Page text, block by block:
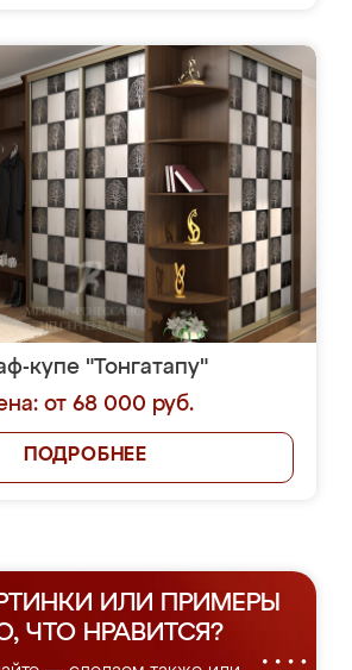
купе "Тонгатапу"
от 68 000 руб.
ПОДРОБНЕЕ
ИЛИ ПРИМЕРЫ
ЧТО НРАВИТСЯ?